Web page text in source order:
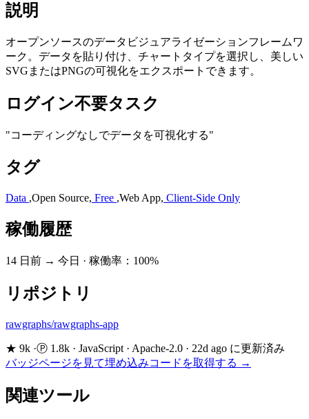
説明
オープンソースのデータビジュアライゼーションフレームワ
ーク。データを貼り付け、チャートタイプを選択し、美しい
SVGまたはPNGの可視化をエクスポートできます。
ログイン不要タスク
"コーディングなしでデータを可視化する"
タグ
Data ,Open Source, Free ,Web App, Client-Side Only
稼働履歴
14 日前 → 今日 · 稼働率：100%
リポジトリ
rawgraphs/rawgraphs-app
★ 9k ·Ⓟ 1.8k · JavaScript · Apache-2.0 · 22d ago に更新済み
バッジページを見て埋め込みコードを取得する →
関連ツール